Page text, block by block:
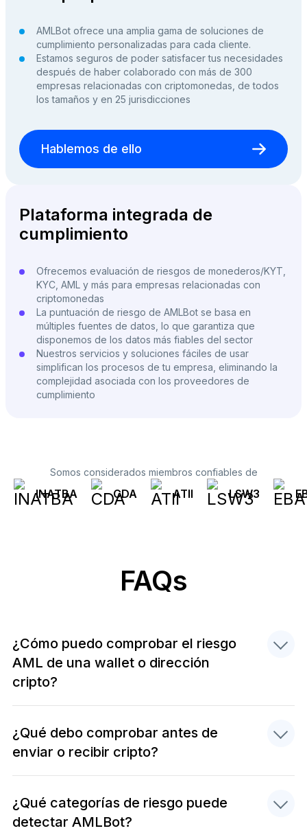
AMLBot ofrece una amplia gama de soluciones de
cumplimiento personalizadas para cada cliente.
Estamos seguros de poder satisfacer tus necesidades
después de haber colaborado con más de 300
empresas relacionadas con criptomonedas, de todos
los tamaños y en 25 jurisdicciones
Hablemos de ello
Plataforma integrada de
cumplimiento
Ofrecemos evaluación de riesgos de monederos/KYT,
KYC, AML y más para empresas relacionadas con
criptomonedas
La puntuación de riesgo de AMLBot se basa en
múltiples fuentes de datos, lo que garantiza que
disponemos de los datos más fiables del sector
Nuestros servicios y soluciones fáciles de usar
simplifican los procesos de tu empresa, eliminando la
complejidad asociada con los proveedores de
cumplimiento
Somos considerados miembros confiables de
INATBA CDA ATII LSW3
FAQs
¿Cómo puedo comprobar el riesgo
AML de una wallet o dirección
cripto?
¿Qué debo comprobar antes de
enviar o recibir cripto?
¿Qué categorías de riesgo puede
detectar AMLBot?